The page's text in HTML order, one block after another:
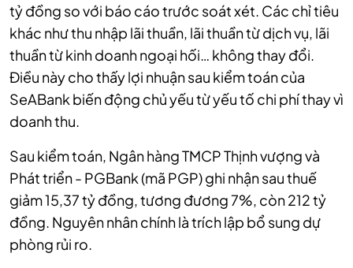
tỷ đồng so với báo cáo trước soát xét. Các chỉ tiêu
khác như thu nhập lãi thuần, lãi thuần từ dịch vụ, lãi
thuần từ kinh doanh ngoại hối… không thay đổi.
Điều này cho thấy lợi nhuận sau kiểm toán của
SeABank biến động chủ yếu từ yếu tố chi phí thay vì
doanh thu.
Sau kiểm toán, Ngân hàng TMCP Thịnh vượng và
Phát triển - PGBank (mã PGP) ghi nhận sau thuế
giảm 15,37 tỷ đồng, tương đương 7%, còn 212 tỷ
đồng. Nguyên nhân chính là trích lập bổ sung dự
phòng rủi ro.